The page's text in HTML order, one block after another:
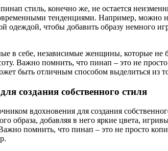
стиль, конечно же, не остается
тенденциями. Например, можно
одеждой, чтобы добавить образу немного
в себе, независимые женщины, которые
Важно помнить, что пинап – это не
быть отличным способом выделиться из
создания собственного стиля
вдохновения для создания
образа, добавляя в него яркие цвета,
помнить, что пинап – это не просто